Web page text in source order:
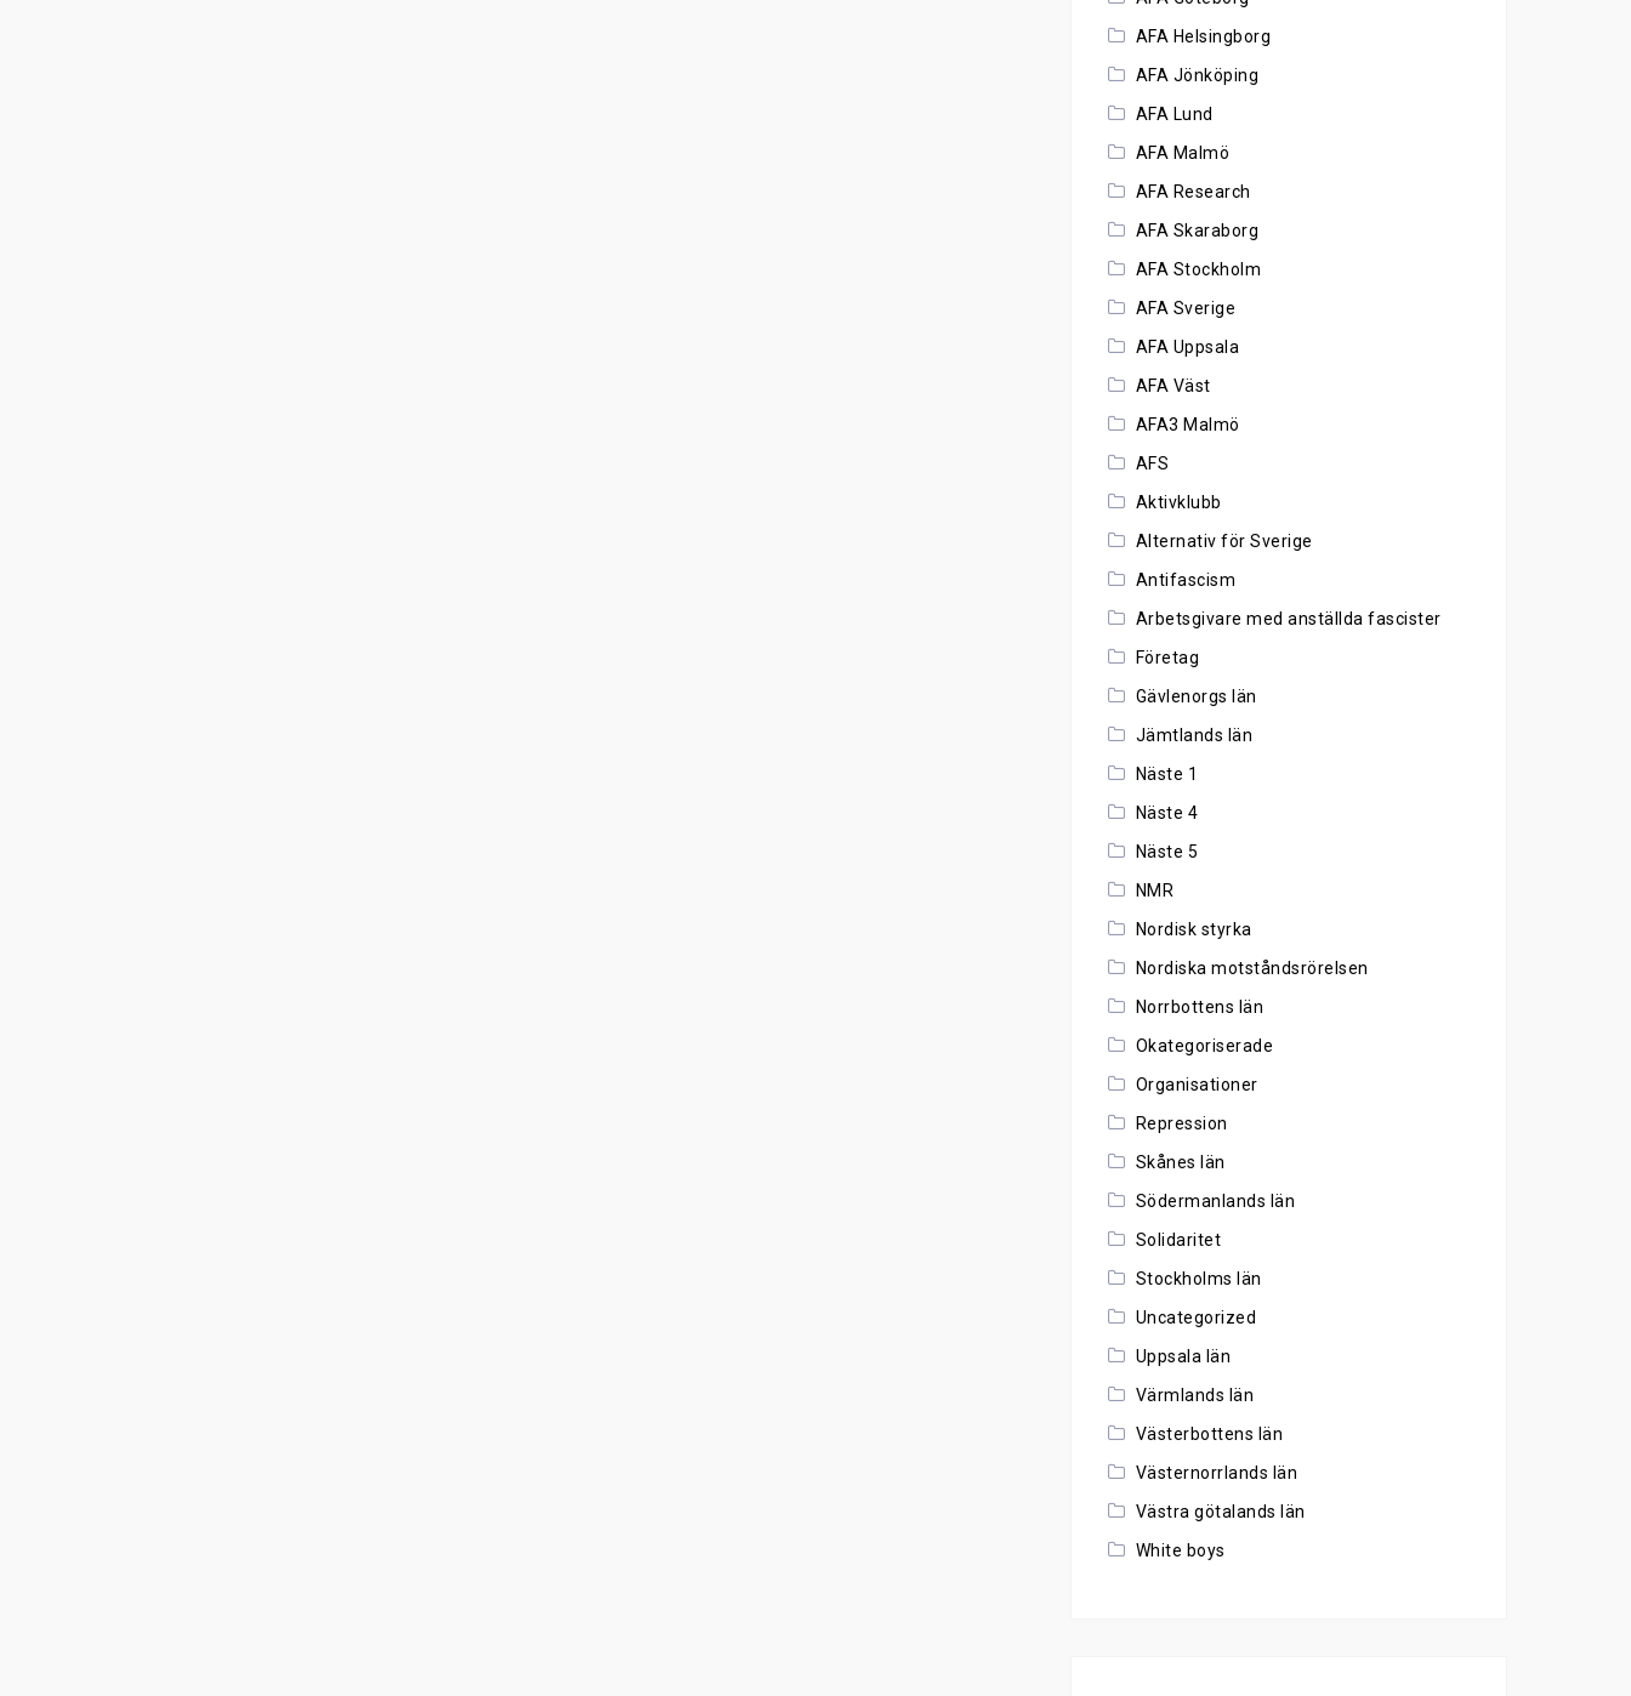
AFA Helsingborg
AFA Jönköping
AFA Lund
AFA Malmö
AFA Research
AFA Skaraborg
AFA Stockholm
AFA Sverige
AFA Uppsala
AFA Väst
AFA3 Malmö
AFS
Aktivklubb
Alternativ för Sverige
Antifascism
Arbetsgivare med anställda fascister
Företag
Gävlenorgs län
Jämtlands län
Näste 1
Näste 4
Näste 5
NMR
Nordisk styrka
Nordiska motståndsrörelsen
Norrbottens län
Okategoriserade
Organisationer
Repression
Skånes län
Södermanlands län
Solidaritet
Stockholms län
Uncategorized
Uppsala län
Värmlands län
Västerbottens län
Västernorrlands län
Västra götalands län
White boys